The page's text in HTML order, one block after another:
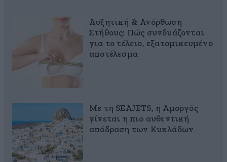
Αυξητική & Ανόρθωση
Στήθους: Πώς συνδυάζονται
για το τέλειο, εξατομικευμένο
αποτέλεσμα
Με τη SEAJETS, η Αμοργός
γίνεται η πιο αυθεντική
απόδραση των Κυκλάδων